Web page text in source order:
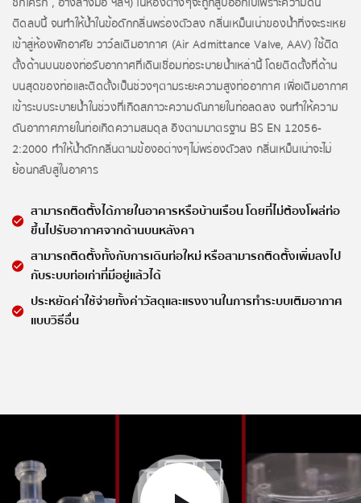
ชักโครก , อ่างล้างมือ ฯลฯ) ในห้องต่างๆจะถูกสูบออกไปเพราะความดัน
ติดลบนี้ จนทำให้น้ำในข้อดักกลิ่นพร่องตัวลง กลิ่นเหม็นเน่าของน้ำทิ่งจะระเหย
เข้าสู่ห้องพักอาศัย วาว์ลเติมอากาศ (Air Admittance Valve, AAV) ใช้ติด
ตั้งด้านบนของท่อรับอากาศที่เดินเชื่อมท่อระบายน้ำเหล่านี้ โดยติดตั้งที่ด้าน
บนสุดของท่อและติดตั้งเป็นช่วงๆตามระยะความสูงท่ออากาศ เพื่อเติมอากาศ
เข้าระบบระบายน้ำในช่วงที่เกิดสภาวะความดันภายในท่อลดลง จนทำให้ความ
ดันอากาศภายในท่อเกิดความสมดุล อิงตามมาตรฐาน BS EN 12056-
2:2000 ทำให้น้ำดักกลิ่นตามข้องอต่างๆไม่พร่องตัวลง กลิ่นเหม็นเน่าจะไม่
ย้อนกลับสู่ในอาคาร
สามารถติดตั้งได้ภายในอาคารหรือบ้านเรือน โดยที่ไม่ต้องโผล่ท่อ
ขึ้นไปรับอากาศจากด้านบนหลังคา
สามารถติดตั้งทั้งกับการเดินท่อใหม่ หรือสามารถติดตั้งเพิ่มลงไป
กับระบบท่อเก่าที่มีอยู่แล้วได้
ประหยัดค่าใช้จ่ายทั้งค่าวัสดุและแรงงานในการทำระบบเติมอากาศ
แบบวิธีอื่น